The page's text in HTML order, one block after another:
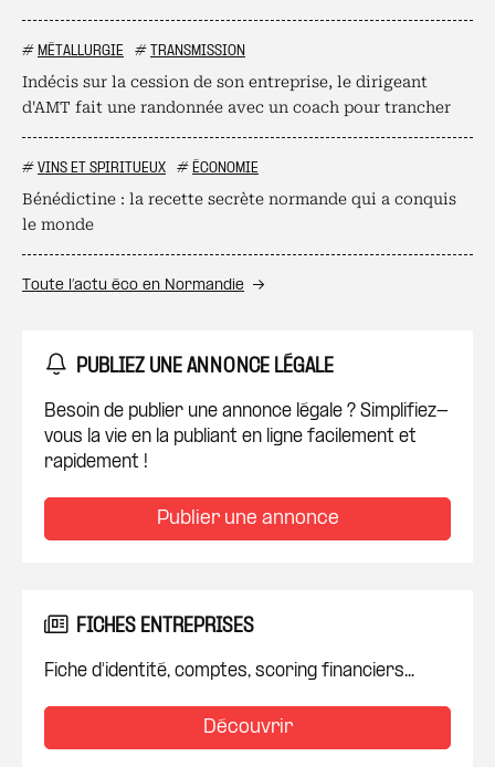
# MÉTALLURGIE # TRANSMISSION
Indécis sur la cession de son entreprise, le dirigeant
d'AMT fait une randonnée avec un coach pour trancher
# VINS ET SPIRITUEUX # ÉCONOMIE
Bénédictine : la recette secrète normande qui a conquis
le monde
Toute l’actu éco en Normandie
PUBLIEZ UNE ANNONCE LÉGALE
Besoin de publier une annonce légale ? Simplifiez-
vous la vie en la publiant en ligne facilement et
rapidement !
Publier une annonce
FICHES ENTREPRISES
Fiche d'identité, comptes, scoring financiers...
Découvrir